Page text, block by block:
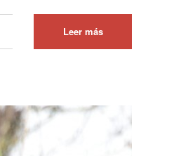
Leer más